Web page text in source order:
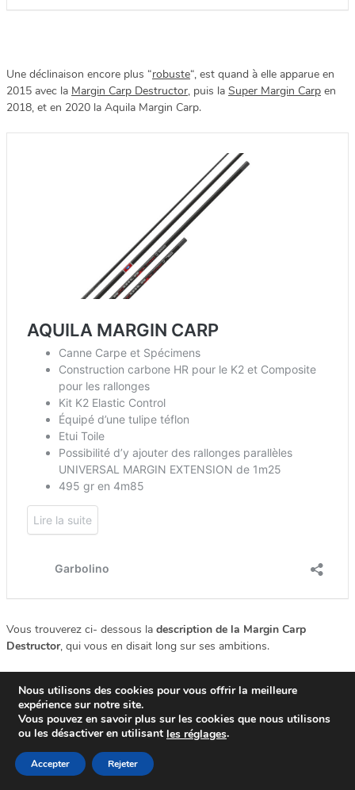
Une déclinaison encore plus “robuste“, est quand à elle apparue en
2015 avec la Margin Carp Destructor, puis la Super Margin Carp en
2018, et en 2020 la Aquila Margin Carp.
Vous trouverez ci- dessous la description de la Margin Carp
Destructor, qui vous en disait long sur ses ambitions.
Nous utilisons des cookies pour vous offrir la meilleure
expérience sur notre site.
Vous pouvez en savoir plus sur les cookies que nous utilisons
ou les désactiver en utilisant les réglages.
Accepter Rejeter